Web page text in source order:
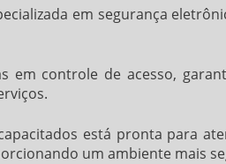
em segurança
em controle de acesso,
está pronta para
um ambiente mais